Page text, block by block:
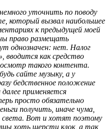
уточнить по поводу
который вызвал наибольшее
к предыдущей моей
право размещать
однозначен: нет. Налог
вводится как средство
такого контента.
сайте музыку, а у
бедственное положение
применяется
просто обязательно
получить, иначе чума,
света. Вот и хотят поэтому
хоть шерсти клок, а так